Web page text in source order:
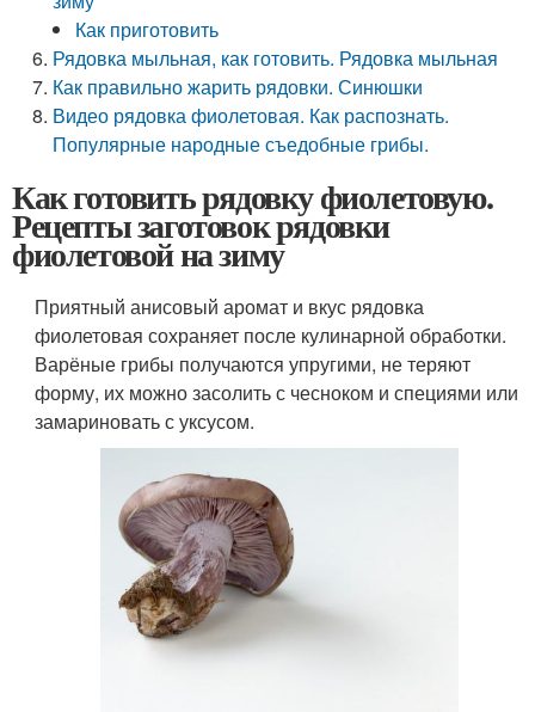
Как приготовить
Рядовка мыльная, как готовить. Рядовка мыльная
Как правильно жарить рядовки. Синюшки
Видео рядовка фиолетовая. Как распознать.
Популярные народные съедобные грибы.
Как готовить рядовку фиолетовую.
Рецепты заготовок рядовки
фиолетовой на зиму
Приятный анисовый аромат и вкус рядовка
фиолетовая сохраняет после кулинарной обработки.
Варёные грибы получаются упругими, не теряют
форму, их можно засолить с чесноком и специями или
замариновать с уксусом.